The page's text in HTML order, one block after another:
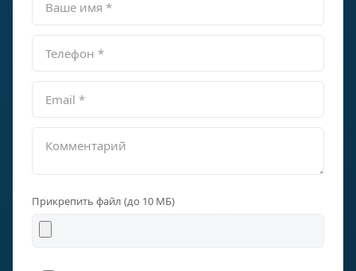
Прикрепить файл (до 10 МБ)